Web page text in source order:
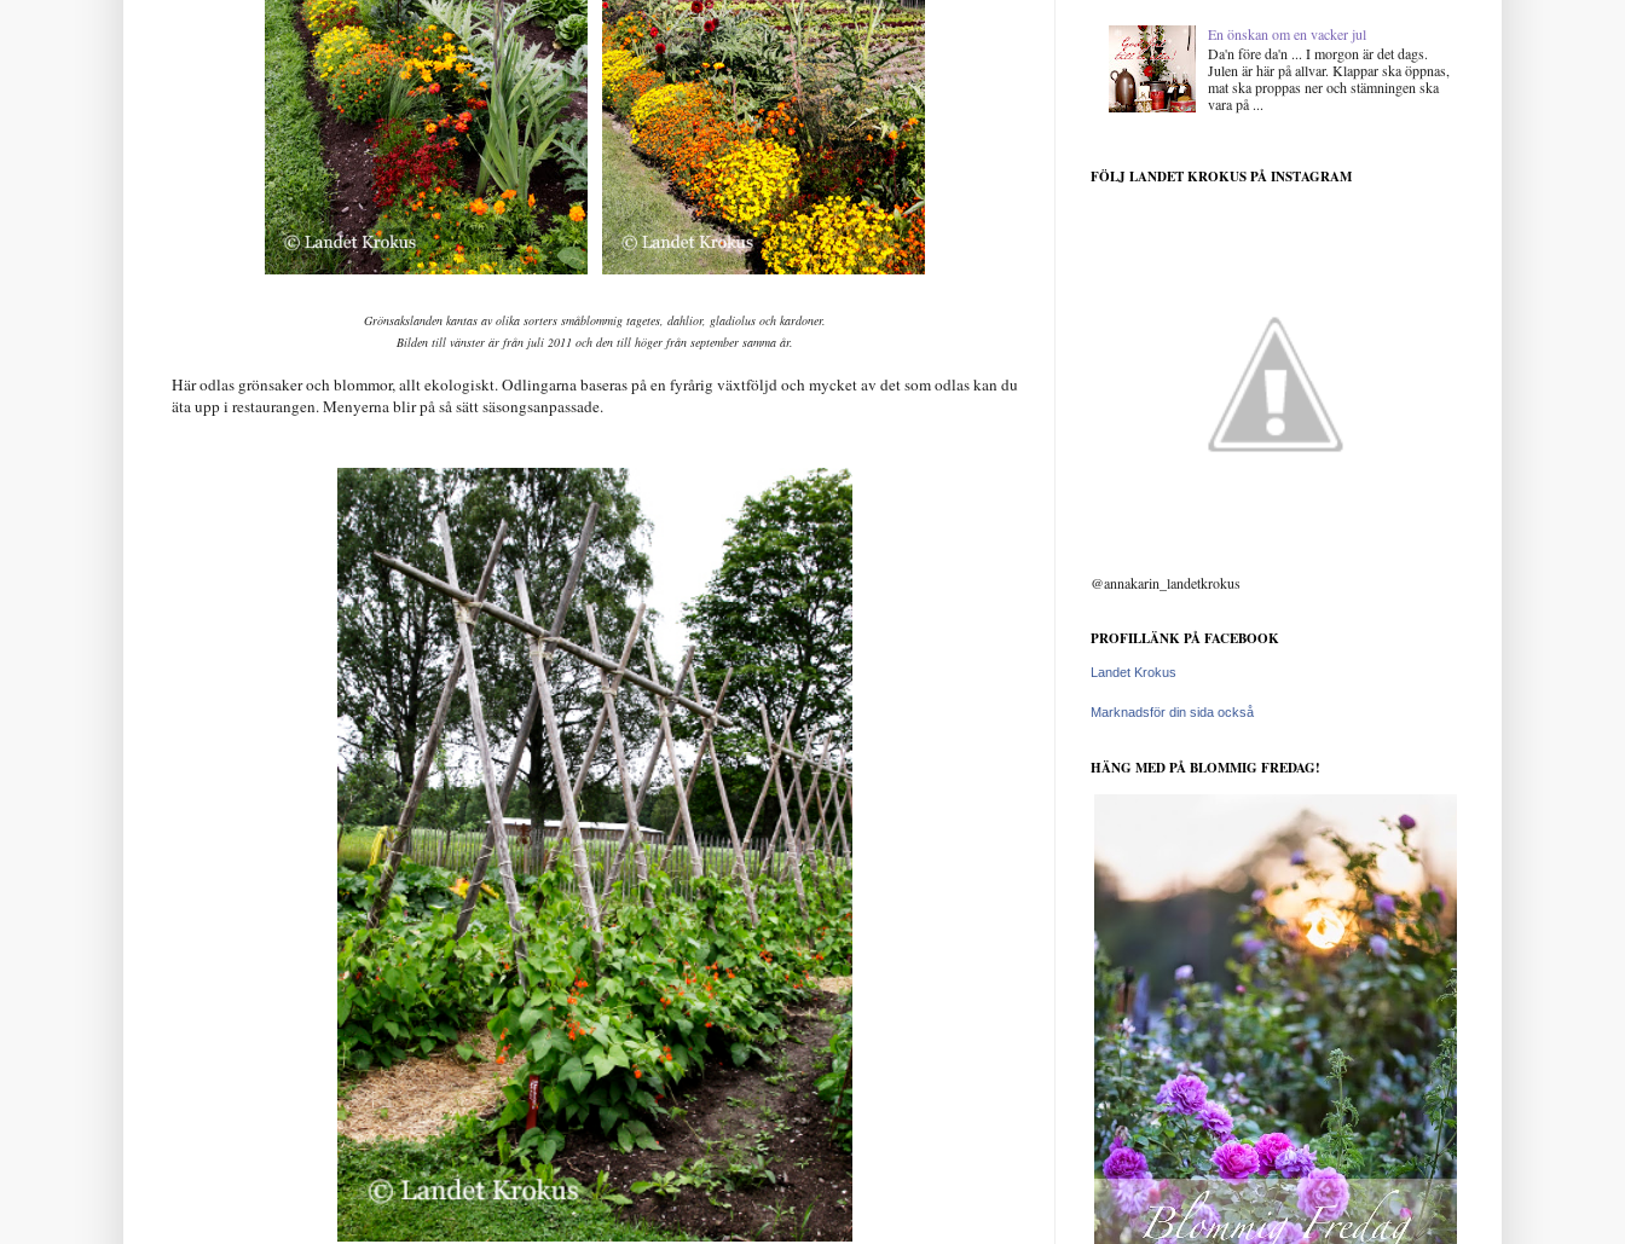
Grönsakslanden kantas av olika sorters småblommig tagetes, dahlior, gladiolus och kardoner.
Bilden till vänster är från juli 2011 och den till höger från september samma år.
Här odlas grönsaker och blommor, allt ekologiskt. Odlingarna baseras på en fyrårig växtföljd och mycket av det som odlas kan du
äta upp i restaurangen. Menyerna blir på så sätt säsongsanpassade.
En önskan om en vacker jul
Da'n före da'n ... I morgon är det dags.
Julen är här på allvar. Klappar ska öppnas,
mat ska proppas ner och stämningen ska
vara på ...
FÖLJ LANDET KROKUS PÅ INSTAGRAM
@annakarin_landetkrokus
PROFILLÄNK PÅ FACEBOOK
Landet Krokus
Marknadsför din sida också
HÄNG MED PÅ BLOMMIG FREDAG!